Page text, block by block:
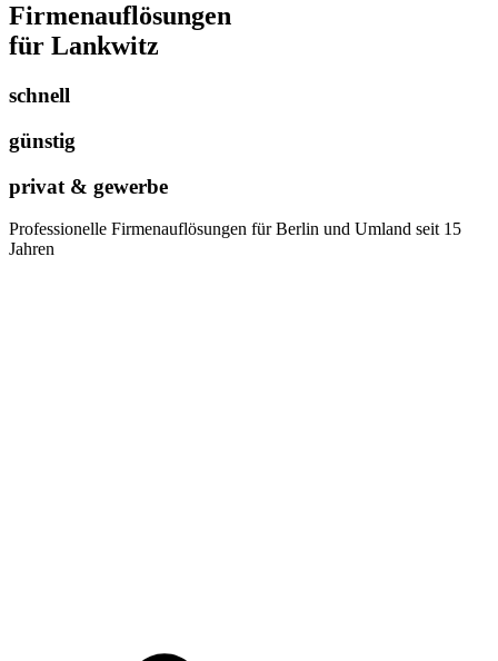
Firmenauflösungen
für Lankwitz
schnell
günstig
privat & gewerbe
Professionelle Firmenauflösungen für Berlin und Umland seit 15
Jahren